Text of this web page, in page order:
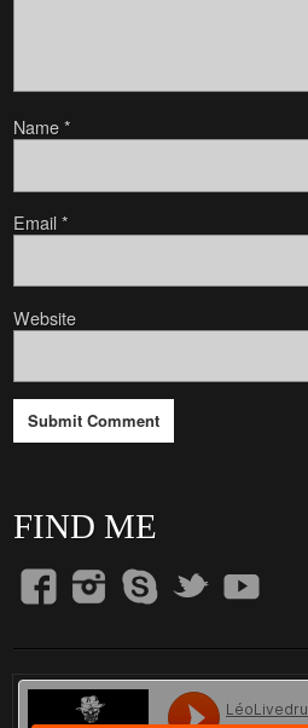
Name*
Email*
Website
FIND ME